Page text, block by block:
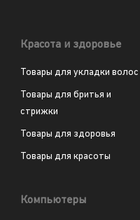
Красота и здоровье
Товары для укладки волос
Товары для бритья и
стрижки
Товары для здоровья
Товары для красоты
Компьютеры